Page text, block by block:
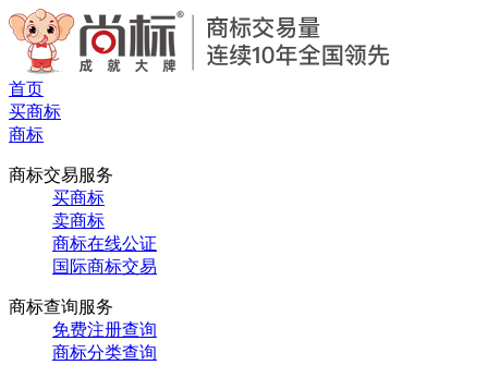
首页
买商标
商标
商标交易服务
买商标
卖商标
商标在线公证
国际商标交易
商标查询服务
免费注册查询
商标分类查询